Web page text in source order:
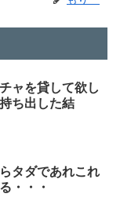
ャを貸して欲し
ち出した結
タダであれこれ
・・・